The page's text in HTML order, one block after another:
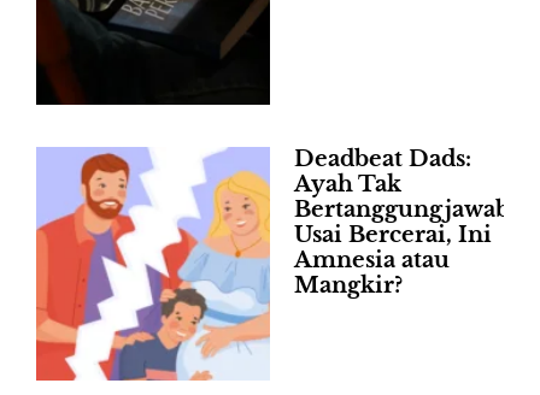
Deadbeat Dads:
Ayah Tak
Bertanggungjawab
Usai Bercerai, Ini
Amnesia atau
Mangkir?